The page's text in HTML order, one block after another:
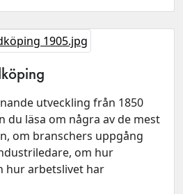
utveckling från 1850
du läsa om några av de mest
om branschers uppgång
om hur
hur arbetslivet har